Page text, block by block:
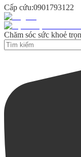
Cấp cứu:0901793122
Chăm sóc sức khoẻ